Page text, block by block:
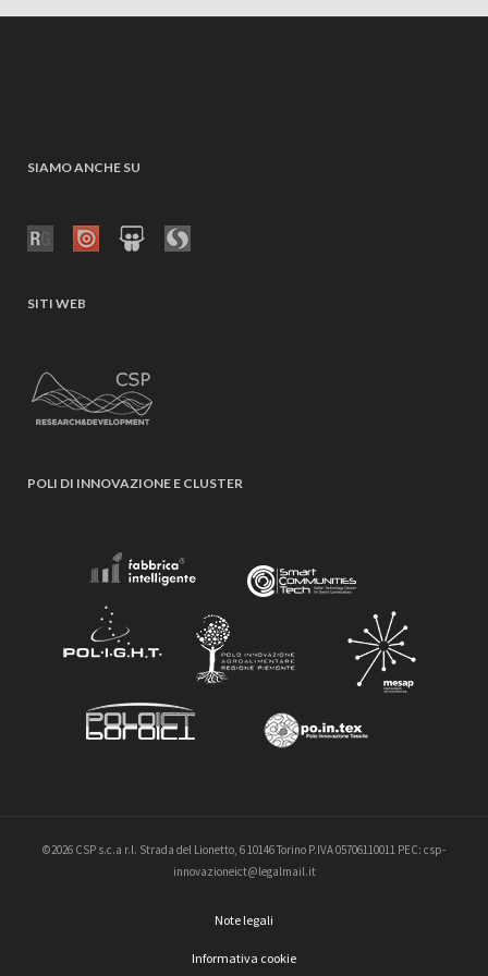
SIAMO ANCHE SU
SITI WEB
POLI DI INNOVAZIONE E CLUSTER
©2026 CSP s.c.a r.l. Strada del Lionetto, 6 10146 Torino P.IVA 05706110011 PEC: csp-
innovazioneict@legalmail.it
Note legali
Informativa cookie